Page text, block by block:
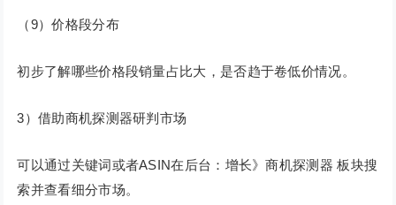
（9）价格段分布
初步了解哪些价格段销量占比大，是否趋于卷低价情况。
3）借助商机探测器研判市场
可以通过关键词或者ASIN在后台：增长》商机探测器 板块搜
索并查看细分市场。